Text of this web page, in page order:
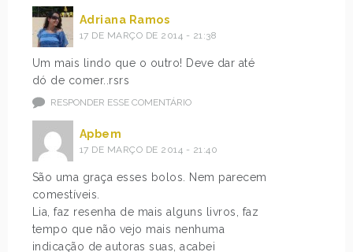
Adriana Ramos
17 DE MARÇO DE 2014 - 21:38
Um mais lindo que o outro! Deve dar até
dó de comer..rsrs
RESPONDER ESSE COMENTÁRIO
Apbem
17 DE MARÇO DE 2014 - 21:40
São uma graça esses bolos. Nem parecem
comestíveis.
Lia, faz resenha de mais alguns livros, faz
tempo que não vejo mais nenhuma
indicação de autoras suas, acabei